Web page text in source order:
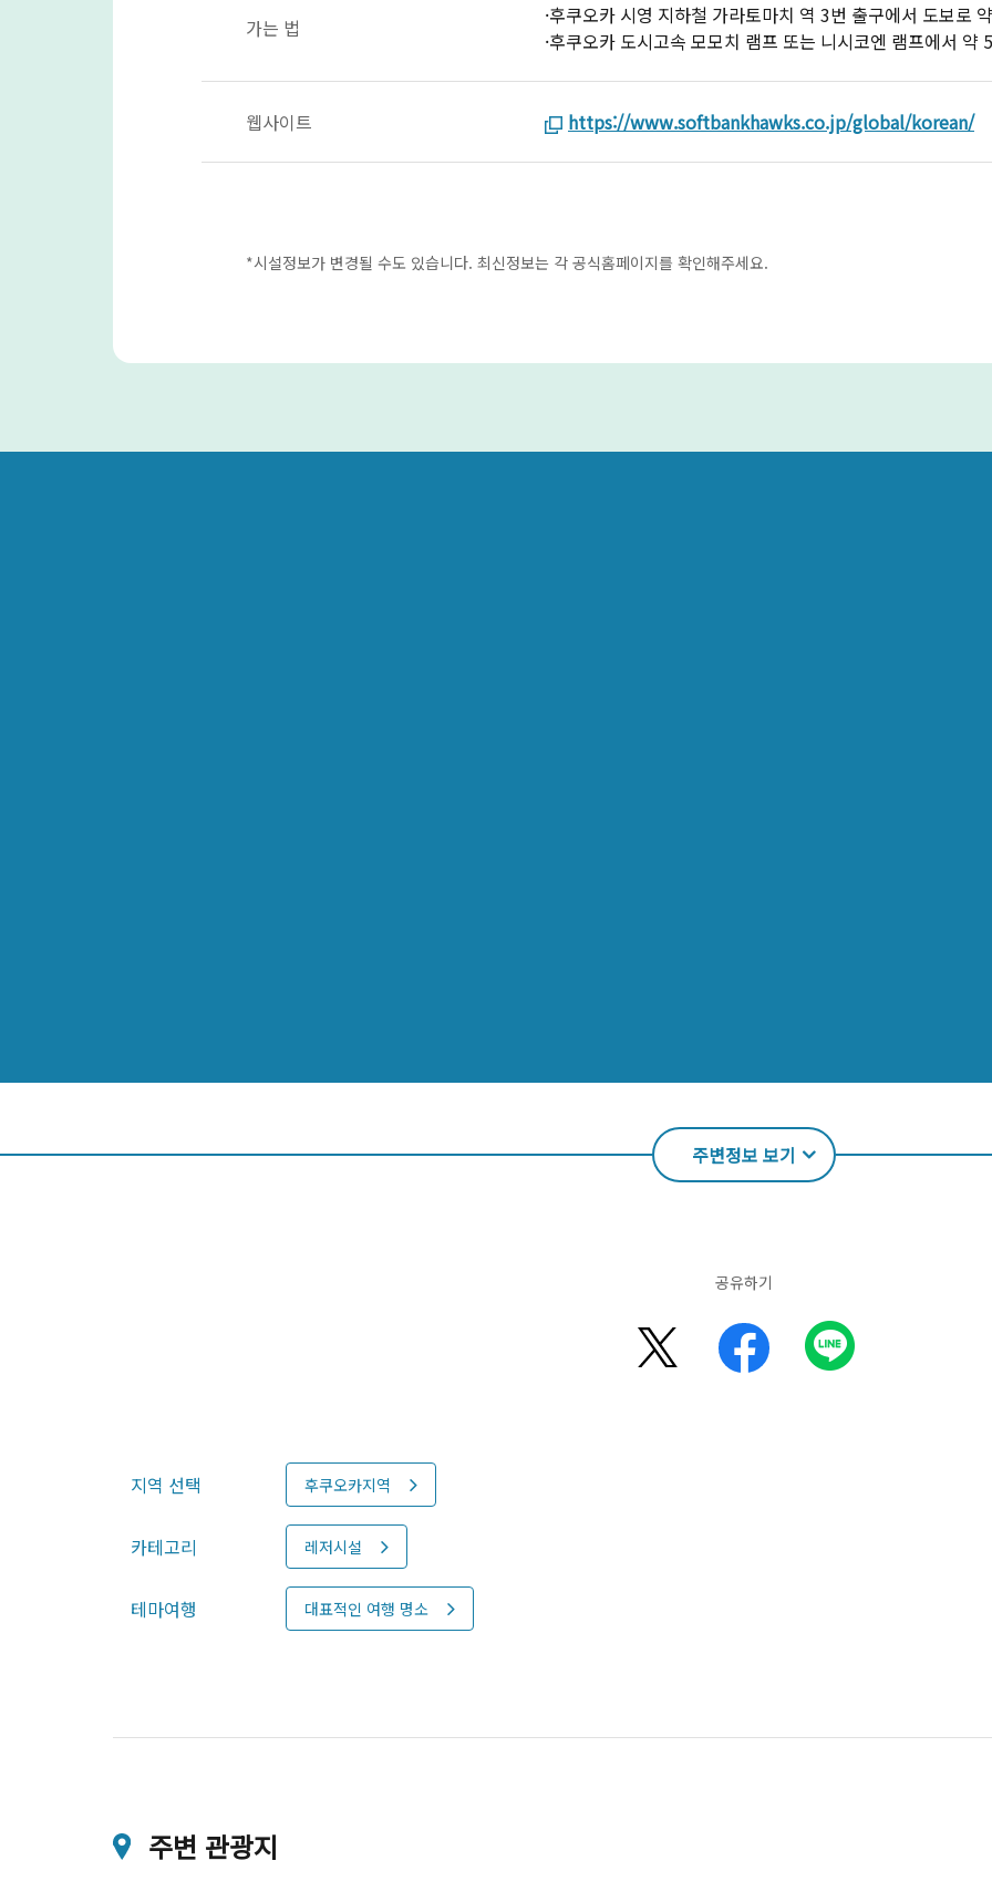
가는 법
·후쿠오카 시영 지하철 가라토마치 역 3번 출구에서 도보로
·후쿠오카 도시고속 모모치 램프 또는 니시코엔 램프에서 약
웹사이트 https://www.softbankhawks.co.jp/global/korean/
*시설정보가 변경될 수도 있습니다. 최신정보는 각 공식홈페이지를 확인해주세요.
주변정보 보기
공유하기
지역 선택 후쿠오카지역
카테고리 레저시설
테마여행 대표적인 여행 명소
주변 관광지